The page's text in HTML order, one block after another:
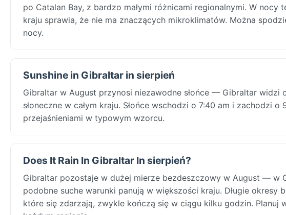
po Catalan Bay, z bardzo małymi różnicami regionalnymi. W nocy
kraju sprawia, że nie ma znaczących mikroklimatów. Można
nocy.
Sunshine in Gibraltar in sierpień
Gibraltar w August przynosi niezawodne słońce — Gibraltar widzi
słoneczne w całym kraju. Słońce wschodzi o 7:40 am i zachodzi
przejaśnieniami w typowym wzorcu.
Does It Rain In Gibraltar In sierpień?
Gibraltar pozostaje w dużej mierze bezdeszczowy w August — w
podobne suche warunki panują w większości kraju. Długie
które się zdarzają, zwykle kończą się w ciągu kilku godzin. Planuj